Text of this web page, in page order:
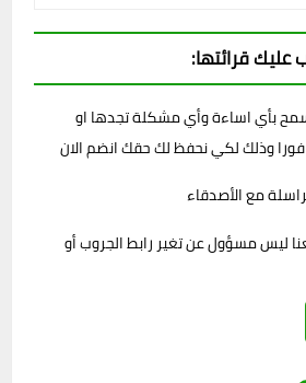
قرائتها:
بأي اساءة وأي مشكلة تجدها او
وذلك لكي نحفظ لك حقك انضم الان
مع الأصدقاء
ليس مسؤول عن تغير رابط الجروب أو